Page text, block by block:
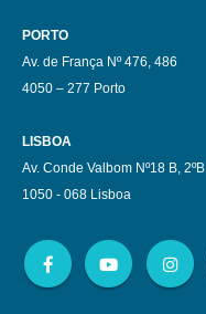
PORTO
Av. de França Nº 476, 486
4050 – 277 Porto
LISBOA
Av. Conde Valbom Nº18 B, 2ºB
1050 - 068 Lisboa